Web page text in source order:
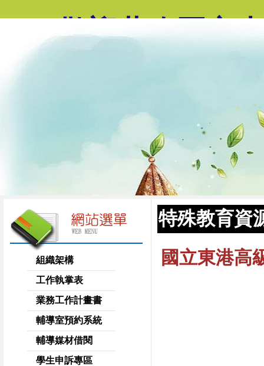
歡迎蒞臨國立
組織架構
工作執掌表
業務工作計畫書
輔導室預約系統
輔導媒材借閱
學生申訴專區
特殊教育資
國立東港高